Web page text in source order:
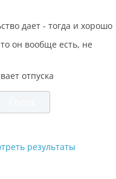
дает - тогда и хорошо
он вообще есть, не
отпуска
результаты